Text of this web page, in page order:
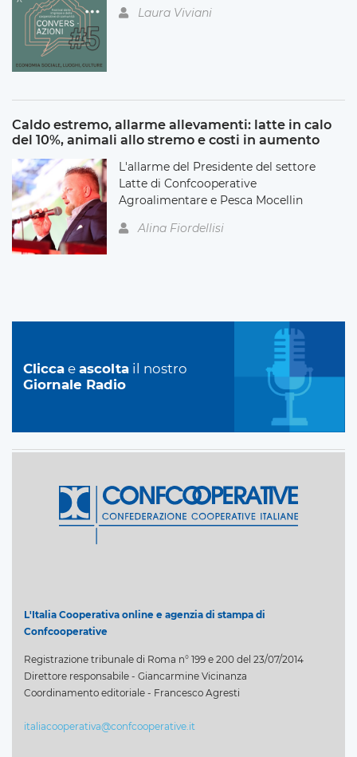
Laura Viviani
Caldo estremo, allarme allevamenti: latte in calo
del 10%, animali allo stremo e costi in aumento
L'allarme del Presidente del settore
Latte di Confcooperative
Agroalimentare e Pesca Mocellin
Alina Fiordellisi
Clicca e ascolta il nostro
Giornale Radio
L'Italia Cooperativa online e agenzia di stampa di
Confcooperative
Registrazione tribunale di Roma n° 199 e 200 del 23/07/2014
Direttore responsabile - Giancarmine Vicinanza
Coordinamento editoriale - Francesco Agresti
italiacooperativa@confcooperative.it